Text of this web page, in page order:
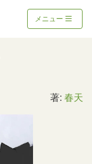
メニュー
著: 春天